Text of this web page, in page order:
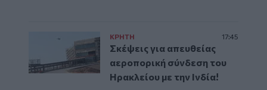
ΚΡΗΤΗ 17:45
Σκέψεις για απευθείας
αεροπορική σύνδεση του
Ηρακλείου με την Ινδία!